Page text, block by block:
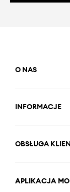
O NAS
INFORMACJE
OBSŁUGA
APLIKACJA